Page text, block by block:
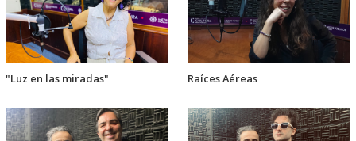
"Luz en las miradas" Raíces Aéreas